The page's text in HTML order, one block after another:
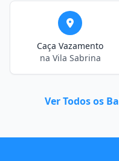
Caça Vazamento
na Vila Sabrina
Ver Todos os